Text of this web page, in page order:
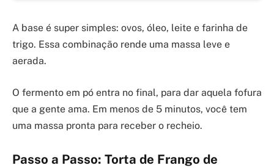
A base é super simples: ovos, óleo, leite e farinha de
trigo. Essa combinação rende uma massa leve e
aerada.
O fermento em pó entra no final, para dar aquela fofura
que a gente ama. Em menos de 5 minutos, você tem
uma massa pronta para receber o recheio.
Passo a Passo: Torta de Frango de